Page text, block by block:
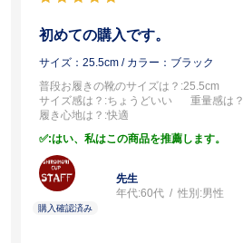
初めての購入です。
サイズ：25.5cm / カラー：ブラック
普段お履きの靴のサイズは？ :25.5cm
サイズ感は？ :ちょうどいい 重量感は？
履き心地は？ :快適
:はい、私はこの商品を推薦します。
先生
年代:60代 性別:男性